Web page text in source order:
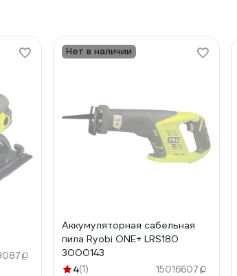
Нет в наличии
Аккумуляторная сабельная
пила Ryobi ONE+ LRS180
3000143
4(1) 15016607